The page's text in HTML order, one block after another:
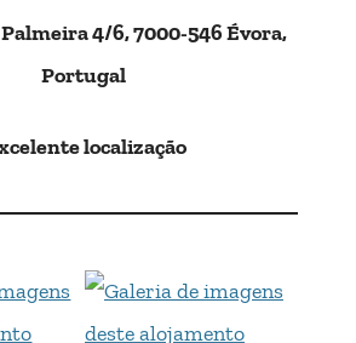
4/6, 7000-546 Évora,
Portugal
localização